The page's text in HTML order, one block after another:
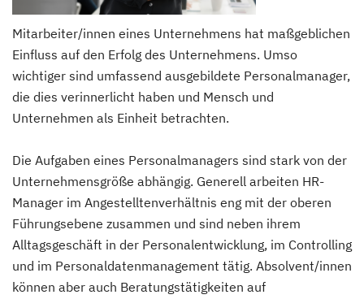
Mitarbeiter/innen eines Unternehmens hat maßgeblichen
Einfluss auf den Erfolg des Unternehmens. Umso
wichtiger sind umfassend ausgebildete Personalmanager,
die dies verinnerlicht haben und Mensch und
Unternehmen als Einheit betrachten.
Die Aufgaben eines Personalmanagers sind stark von der
Unternehmensgröße abhängig. Generell arbeiten HR-
Manager im Angestelltenverhältnis eng mit der oberen
Führungsebene zusammen und sind neben ihrem
Alltagsgeschäft in der Personalentwicklung, im Controlling
und im Personaldatenmanagement tätig. Absolvent/innen
können aber auch Beratungstätigkeiten auf